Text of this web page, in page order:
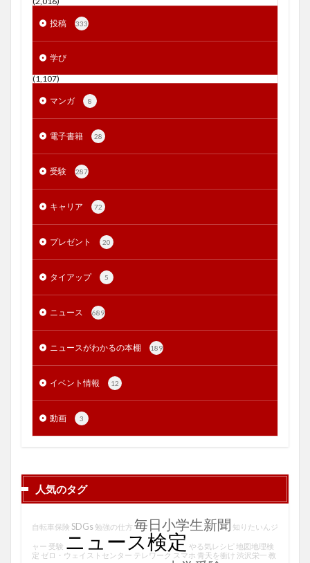
投稿 333
学び
(1,107)
マンガ 8
電子書籍 28
受験 287
キャリア 72
プレゼント 20
タイアップ 5
ニュース 689
ニュースがわかるの本棚 189
イベント情報 12
動画 3
人気のタグ
自転車保険 SDGs 勉強の仕方 毎日小学生新聞 知りたいんジ
ャー 受験 ニュース検定 やる気レシピ 地図地理検
定 ゼロ・ウェイストセンター テレワーク スマホ 青天を衝け 渋沢栄一 教